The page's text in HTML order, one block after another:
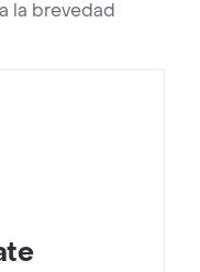
la brevedad